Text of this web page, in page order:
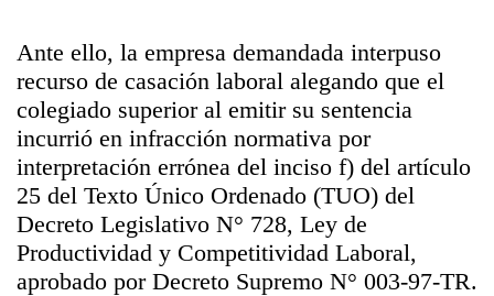
Ante ello, la empresa demandada interpuso
recurso de casación laboral alegando que el
colegiado superior al emitir su sentencia
incurrió en infracción normativa por
interpretación errónea del inciso f) del artículo
25 del Texto Único Ordenado (TUO) del
Decreto Legislativo N° 728, Ley de
Productividad y Competitividad Laboral,
aprobado por Decreto Supremo N° 003-97-TR.